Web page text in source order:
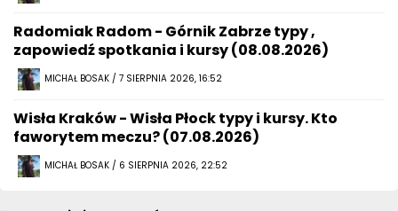
Radomiak Radom - Górnik Zabrze typy ,
zapowiedź spotkania i kursy (08.08.2026)
MICHAŁ BOSAK / 7 SIERPNIA 2026, 16:52
Wisła Kraków - Wisła Płock typy i kursy. Kto
faworytem meczu? (07.08.2026)
MICHAŁ BOSAK / 6 SIERPNIA 2026, 22:52